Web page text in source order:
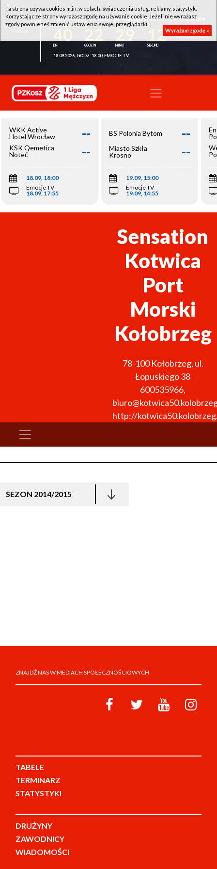
WKK ACTIVE HOTEL WROCŁAW - KSK QEMETICA NOTEĆ INOWROCŁAW
12
18.09.2026, GODZ. 18:00, EMOCJE TV
WKK Active
Hotel Wrocław
--
KSK Qemetica
Noteć
Inowrocław
--
18.09, 18:00
Emocje TV
18.09, 17:55
BS Polonia Bytom --
Miasto Szkła
Krosno
--
19.09, 15:00
Emocje TV
19.09, 14:55
Sensation
Kotwica
Port
Morski
Kołobrzeg
78-100 Kołobrzeg, ul.
Łopuskiego 38
600535966,
http://
SEZON 2014/2015
ZNAJDŹ NAS W MEDIACH SPOŁECZNOŚCIOWYCH
TABELE
TERMINARZ
STATYSTYKI
DRUŻYNY
ZAWODNICY
WIADOMOŚCI
Ta strona używa cookies m.in. w celach: świadczenia usług, reklamy, statystyk.
Korzystając ze strony wyrażasz zgodę na używanie cookie. Jeżeli nie wyrażasz
zgody powinieneś zmienić ustawienia swojej przeglądarki.
Wyrażam zgodę »